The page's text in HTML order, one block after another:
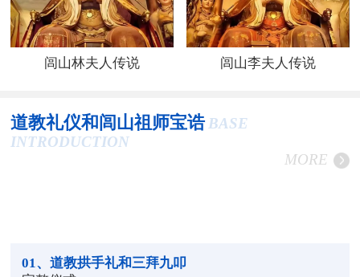
闾山林夫人传说 闾山李夫人传说
道教礼仪和闾山祖师宝诰 BASE
INTRODUCTION
MORE
01 、道教拱手礼和三拜九叩